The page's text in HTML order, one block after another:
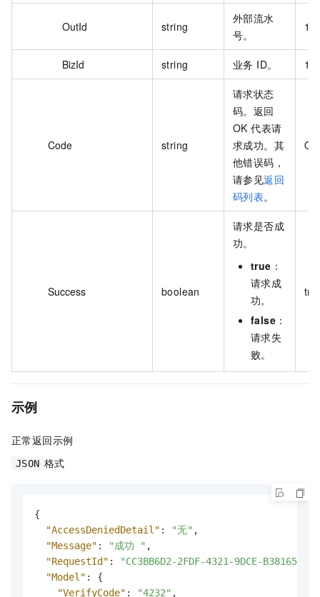
OutId string
外部流水
号。
BizId string 业务 ID。
Code string
请求状态
码。返回
OK 代表请
求成功。其
他错误码，
请参见返回
码列表。
OK
Success boolean
请求是否成
功。
true ：
请求成
功。
false ：
请求失
败。
示例
正常返回示例
JSON 格式
{
"AccessDeniedDetail" : "无" ,
"Message" : "成功 " ,
"RequestId" :
"CC3BB6D2-2FDF-4321-9DCE-
"Model" :
{
"VerifyCode" : "4232" ,